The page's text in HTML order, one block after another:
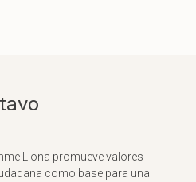
Llona promueve valores
como base para una